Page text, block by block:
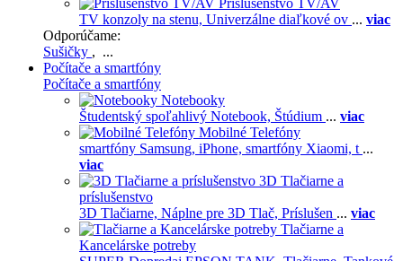
Príslušenstvo TV/AV
TV konzoly na stenu, Univerzálne diaľkové ov ... viac
Odporúčame:
Sušičky , ...
Počítače a smartfóny
Počítače a smartfóny
Notebooky
Študentský spoľahlivý Notebook, Štúdium ... viac
Mobilné Telefóny
smartfóny Samsung, iPhone, smartfóny Xiaomi, t ...
viac
3D Tlačiarne a
príslušenstvo
3D Tlačiarne, Náplne pre 3D Tlač, Príslušen ... viac
Tlačiarne a
Kancelárske potreby